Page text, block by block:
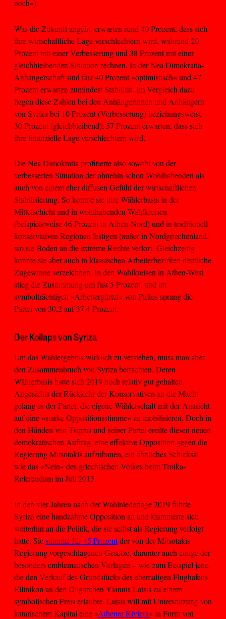
noch«).
Was die Zukunft angeht, erwarten rund 40 Prozent, dass sich
ihre wirtschaftliche Lage verschlechtern wird, während 20
Prozent mit einer Verbesserung und 38 Prozent mit einer
gleichbleibenden Situation rechnen. In der Nea Dimokratia-
Anhängerschaft sind fast 40 Prozent »optimistisch« und 47
Prozent erwarten zumindest Stabilität. Im Vergleich dazu
liegen diese Zahlen bei den Anhängerinnen und Anhängern
von Syriza bei 10 Prozent (Verbesserung) beziehungsweise
30 Prozent (gleichbleibend); 57 Prozent erwarten, dass sich
ihre finanzielle Lage verschlechtern wird.
Die Nea Dimokratia profitierte also sowohl von der
verbesserten Situation der ohnehin schon Wohlhabenden als
auch von einem eher diffusen Gefühl der wirtschaftlichen
Stabilisierung. So konnte sie ihre Wählerbasis in der
Mittelschicht und in wohlhabenden Wahlkreisen
(beispielsweise 46 Prozent in Athen-Nord) und in traditionell
konservativen Regionen festigen (außer in Nordgriechenland,
wo sie Boden an die extreme Rechte verlor). Gleichzeitig
konnte sie aber auch in klassischen Arbeiterbezirken deutliche
Zugewinne verzeichnen. In den Wahlkreisen in Athen-West
stieg die Zustimmung um fast 5 Prozent, und im
symbolträchtigen »Arbeitergürtel« von Piräus sprang die
Partei von 30,2 auf 37,4 Prozent.
Der Kollaps von Syriza
Um das Wahlergebnis wirklich zu verstehen, muss man aber
den Zusammenbruch von Syriza betrachten. Deren
Wählerbasis hatte sich 2019 noch relativ gut gehalten.
Angesichts der Rückkehr der Konservativen an die Macht
gelang es der Partei, die eigene Wählerschaft mit der Aussicht
auf eine »starke Oppositionsstimme« zu mobilisieren. Doch in
den Händen von Tsipras und seiner Partei ereilte diesen neuen
demokratischen Auftrag, eine effektive Opposition gegen die
Regierung Mitsotakis aufzubauen, ein ähnliches Schicksal
wie das »Nein« des griechischen Volkes beim Troika-
Referendum im Juli 2015.
In den vier Jahren nach der Wahlniederlage 2019 führte
Syriza eine handzahme Opposition an und klammerte sich
weiterhin an die Politik, die sie selbst als Regierung verfolgt
hatte. Siestimmte für 45 Prozentder von der Mitsotakis-
Regierung vorgeschlagenen Gesetze, darunter auch einige der
besonders emblematischen Vorlagen – wie zum Beispiel jene,
die den Verkauf des Grundstücks des ehemaligen Flughafens
Ellinikon an den Oligarchen Yiannis Latsis zu einem
symbolischen Preis erlaubte. Latsis will mit Unterstützung von
katarischem Kapital eine »Athener Riviera« in Form von